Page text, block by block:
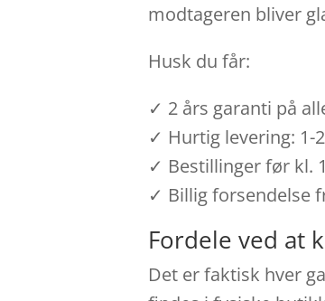
modtageren bliver
Husk du får:
✓ 2 års garanti på
✓ Hurtig levering: 1-
✓ Bestillinger før kl.
✓ Billig forsendelse
Fordele ved at
Det er faktisk hver